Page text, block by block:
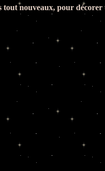
tout nouveaux, pour